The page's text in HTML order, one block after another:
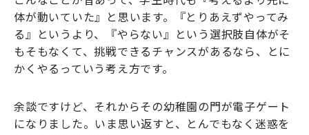
体が動いていた』と思います。『とりあえずやってみ
る』というより、『やらない』という選択肢自体がそ
もそもなくて、挑戦できるチャンスがあるなら、とに
かくやるっていう考え方です。
余談ですけど、それからその幼稚園の門が電子ゲート
になりました。いま思い返すと、とんでもなく迷惑を